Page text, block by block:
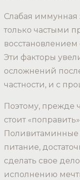
Слабая иммунная
только частыми
Эти факторы
осложнений
частности, и с
Поэтому, прежде
стоит
Поливитаминные
питание,
сделать свое
исполнению